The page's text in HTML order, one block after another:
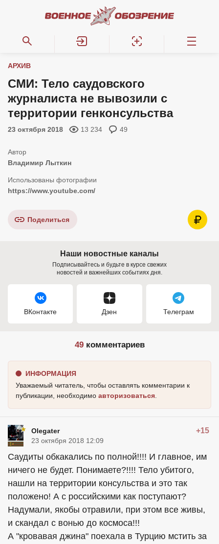
АРХИВ
СМИ: Тело саудовского
журналиста не вывозили с
территории генконсульства
23 октября 2018 13 234 49
Владимир Лыткин
https://www.youtube.com/
Поделиться
Наши новостные каналы
Подписывайтесь и будьте в курсе свежих
новостей и важнейших событиях дня.
ВКонтакте Дзен Телеграм
49комментариев
ИНФОРМАЦИЯ
Уважаемый читатель, чтобы оставлять комментарии к
публикации, необходимо авторизоваться
Olegater +15
23 октября 2018 12:09
Саудиты обкакались по полной!!!! И главное, им
ничего не будет. Понимаете?!!!! Тело убитого,
нашли на территории консульства и это так
положено! А с российскими как поступают?
Надумали, якобы отравили, при этом все живы,
и скандал с вонью до космоса!!!
А "кровавая джина" поехала в Турцию мстить за